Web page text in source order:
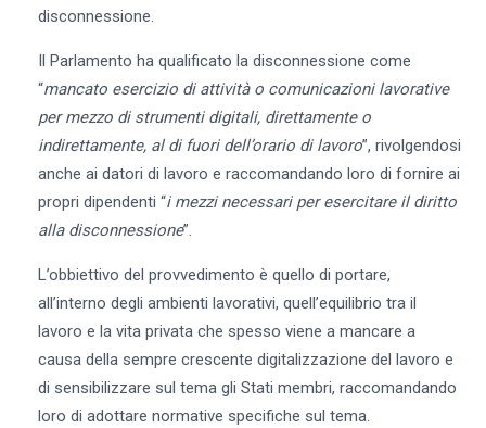
disconnessione.
Il Parlamento ha qualificato la disconnessione come
“mancato esercizio di attività o comunicazioni lavorative
per mezzo di strumenti digitali, direttamente o
indirettamente, al di fuori dell’orario di lavoro”, rivolgendosi
anche ai datori di lavoro e raccomandando loro di fornire ai
propri dipendenti “i mezzi necessari per esercitare il diritto
alla disconnessione”.
L’obbiettivo del provvedimento è quello di portare,
all’interno degli ambienti lavorativi, quell’equilibrio tra il
lavoro e la vita privata che spesso viene a mancare a
causa della sempre crescente digitalizzazione del lavoro e
di sensibilizzare sul tema gli Stati membri, raccomandando
loro di adottare normative specifiche sul tema.